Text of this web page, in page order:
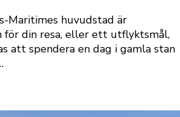
Maritimes huvudstad är
för din resa, eller ett utflyktsmål,
att spendera en dag i gamla stan